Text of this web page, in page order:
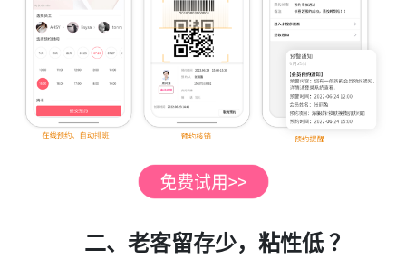
二、老客留存少，粘性低 ？